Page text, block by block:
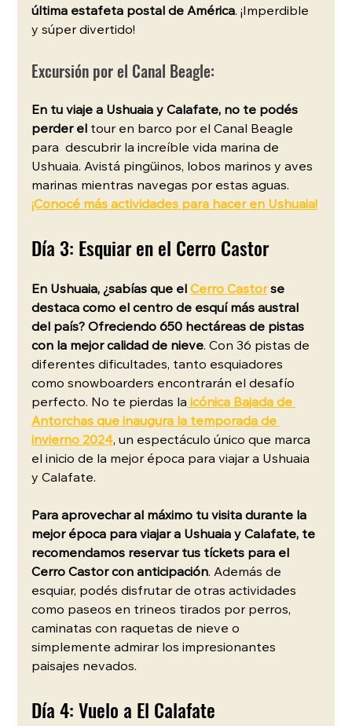
última estafeta postal de América. ¡Imperdible
y súper divertido!
Excursión por el Canal Beagle:
En tu viaje a Ushuaia y Calafate, no te podés
perder el tour en barco por el Canal Beagle
para  descubrir la increíble vida marina de
Ushuaia. Avistá pingüinos, lobos marinos y aves
marinas mientras navegas por estas aguas.
¡Conocé más actividades para hacer en Ushuaia!
Día 3: Esquiar en el Cerro Castor
En Ushuaia, ¿sabías que el Cerro Castor se
destaca como el centro de esquí más austral
del país? Ofreciendo 650 hectáreas de pistas
con la mejor calidad de nieve. Con 36 pistas de
diferentes dificultades, tanto esquiadores
como snowboarders encontrarán el desafío
perfecto. No te pierdas la icónica Bajada de
Antorchas que inaugura la temporada de
invierno 2024, un espectáculo único que marca
el inicio de la mejor época para viajar a Ushuaia
y Calafate.
Para aprovechar al máximo tu visita durante la
mejor época para viajar a Ushuaia y Calafate, te
recomendamos reservar tus tíckets para el
Cerro Castor con anticipación. Además de
esquiar, podés disfrutar de otras actividades
como paseos en trineos tirados por perros,
caminatas con raquetas de nieve o
simplemente admirar los impresionantes
paisajes nevados.
Día 4: Vuelo a El Calafate